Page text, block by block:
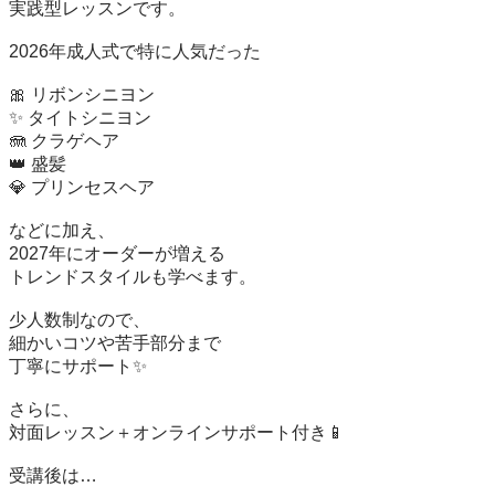
実践型レッスンです。
2026年成人式で特に人気だった
🎀 リボンシニヨン
✨ タイトシニヨン
🪼 クラゲヘア
👑 盛髪
💎 プリンセスヘア
などに加え、
2027年にオーダーが増える
トレンドスタイルも学べます。
少人数制なので、
細かいコツや苦手部分まで
丁寧にサポート✨
さらに、
対面レッスン＋オンラインサポート付き📱
受講後は…